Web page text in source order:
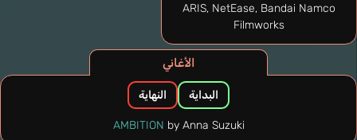
ARIS, NetEase, Bandai Namco
Filmworks
الأغاني
البداية النهاية
AMBITION by Anna Suzuki